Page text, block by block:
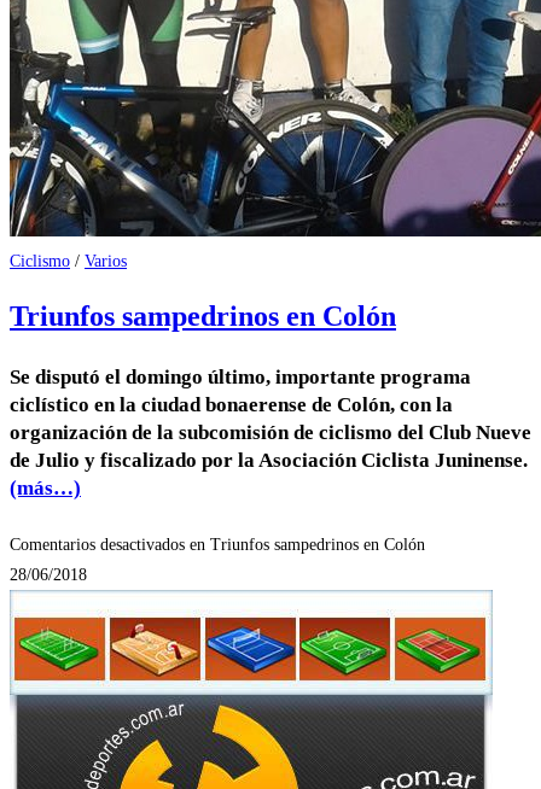
Ciclismo / Varios
Triunfos sampedrinos en Colón
Se disputó el domingo último, importante programa
ciclístico en la ciudad bonaerense de Colón, con la
organización de la subcomisión de ciclismo del Club Nueve
de Julio y fiscalizado por la Asociación Ciclista Juninense.
(más…)
Comentarios desactivados en Triunfos sampedrinos en Colón
28/06/2018